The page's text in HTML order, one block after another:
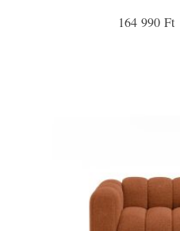
164 990 Ft